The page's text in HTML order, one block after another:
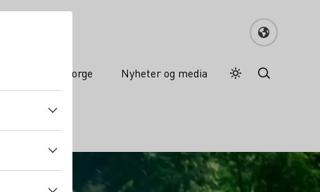
Tysk vin i Norge Nyheter og media Dagmodus
Darkmode